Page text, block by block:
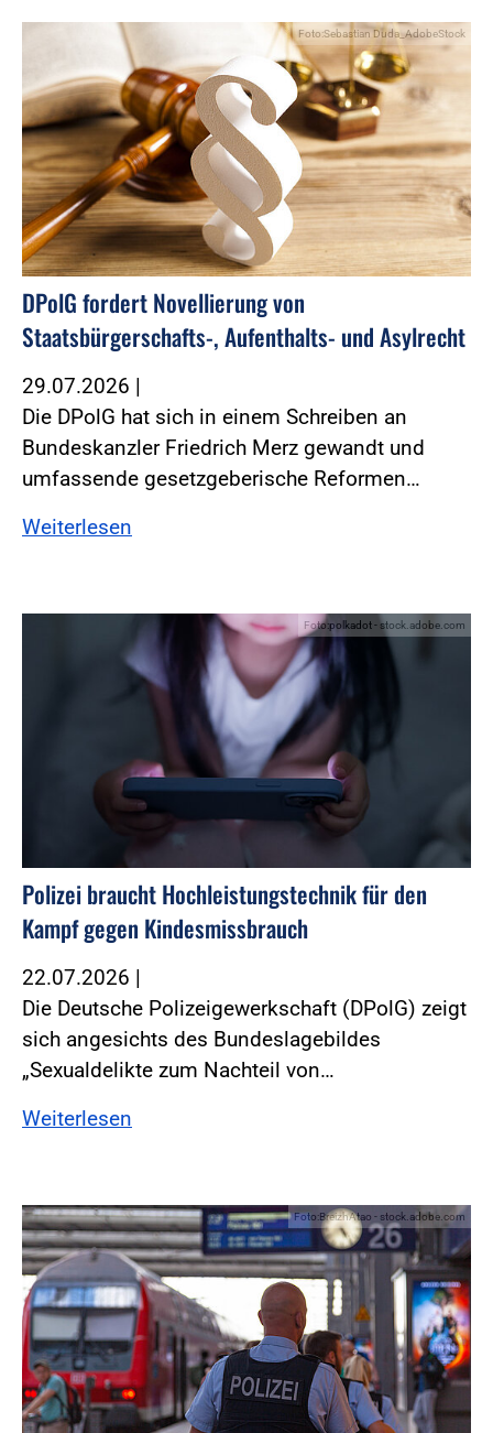
Foto:Sebastian Duda_AdobeStock
DPolG fordert Novellierung von
Staatsbürgerschafts-, Aufenthalts- und Asylrecht
29.07.2026 |
Die DPolG hat sich in einem Schreiben an
Bundeskanzler Friedrich Merz gewandt und
umfassende gesetzgeberische Reformen…
Weiterlesen
Foto:polkadot - stock.adobe.com
Polizei braucht Hochleistungstechnik für den
Kampf gegen Kindesmissbrauch
22.07.2026 |
Die Deutsche Polizeigewerkschaft (DPolG) zeigt
sich angesichts des Bundeslagebildes
„Sexualdelikte zum Nachteil von…
Weiterlesen
Foto:BreizhAtao - stock.adobe.com